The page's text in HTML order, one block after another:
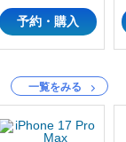
一覧をみる
予約・購入